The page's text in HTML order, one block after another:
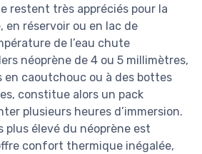
restent très appréciés pour la
en réservoir ou en lac de
de l’eau chute
néoprène de 4 ou 5 millimètres,
en caoutchouc ou à des bottes
constitue alors un pack
plusieurs heures d’immersion.
plus élevé du néoprène est
confort thermique inégalée,